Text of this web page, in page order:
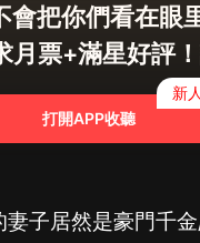
會把你們看在眼
月票+滿星好評！
打開APP收聽
新